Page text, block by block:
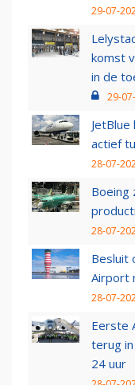
29-07-
komst
in de
29-
actief
28-07-
28-07-
Besluit
Airport
28-07-
Eerste
terug
24 uur